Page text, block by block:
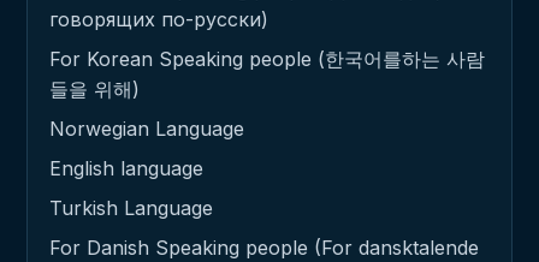
говорящих по-русски)
For Korean Speaking people (한국어를하는 사람
들을 위해)
Norwegian Language
English language
Turkish Language
For Danish Speaking people (For dansktalende